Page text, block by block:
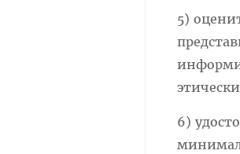
5)
6)